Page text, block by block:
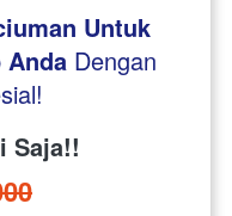
Untuk
Anda Dengan
Saja!!